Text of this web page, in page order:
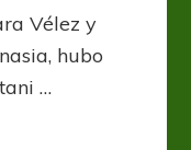
ser
con
Vélez y
hubo
…